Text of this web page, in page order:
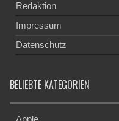
Redaktion
Impressum
Datenschutz
BELIEBTE KATEGORIEN
Apple